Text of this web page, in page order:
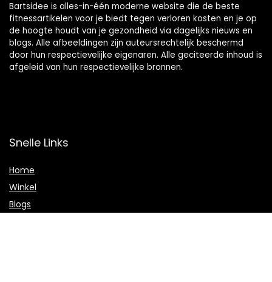
Bartsidee is alles-in-één moderne website die de beste
fitnessartikelen voor je biedt tegen verloren kosten en je op
de hoogte houdt van je gezondheid via dagelijks nieuws en
blogs. Alle afbeeldingen zijn auteursrechtelijk beschermd
door hun respectievelijke eigenaren. Alle geciteerde inhoud is
afgeleid van hun respectievelijke bronnen.
Snelle Links
Home
Winkel
Blogs